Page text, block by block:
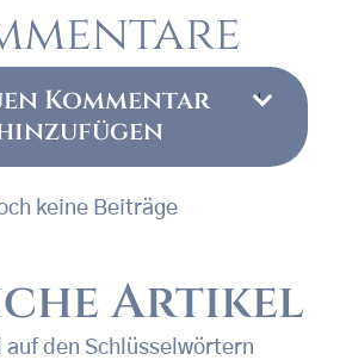
Kommentar
keine Beiträge
Artikel
auf den Schlüsselwörtern